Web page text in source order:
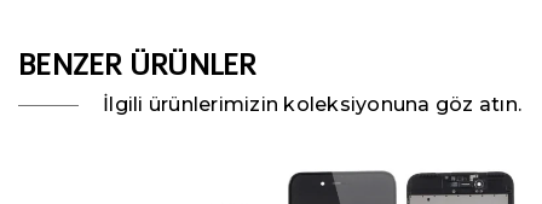
BENZER ÜRÜNLER
İlgili ürünlerimizin koleksiyonuna göz atın.